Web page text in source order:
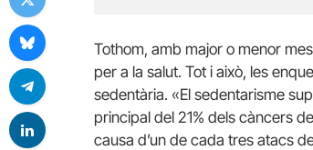
Tothom, amb major o menor
per a la salut. Tot i això, les
sedentària. «El sedentarisme
principal del 21% dels càncers
causa d’un de cada tres atacs